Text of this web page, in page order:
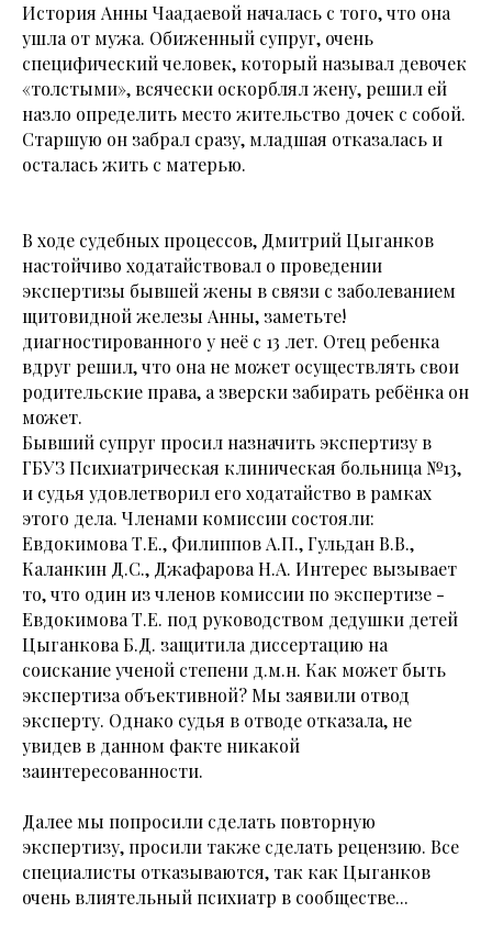
История Анны Чаадаевой началась с того, что она
ушла от мужа. Обиженный супруг, очень
специфический человек, который называл девочек
«толстыми», всячески оскорблял жену, решил ей
назло определить место жительство дочек с собой.
Старшую он забрал сразу, младшая отказалась и
осталась жить с матерью.
В ходе судебных процессов, Дмитрий Цыганков
настойчиво ходатайствовал о проведении
экспертизы бывшей жены в связи с заболеванием
щитовидной железы Анны, заметьте!
диагностированного у неё с 13 лет. Отец ребенка
вдруг решил, что она не может осуществлять свои
родительские права, а зверски забирать ребёнка он
может.
Бывший супруг просил назначить экспертизу в
ГБУЗ Психиатрическая клиническая больница №13,
и судья удовлетворил его ходатайство в рамках
этого дела. Членами комиссии состояли:
Евдокимова Т.Е., Филиппов А.П., Гульдан В.В.,
Каланкин Д.С., Джафарова Н.А. Интерес вызывает
то, что один из членов комиссии по экспертизе -
Евдокимова Т.Е. под руководством дедушки детей
Цыганкова Б.Д. защитила диссертацию на
соискание ученой степени д.м.н. Как может быть
экспертиза объективной? Мы заявили отвод
эксперту. Однако судья в отводе отказала, не
увидев в данном факте никакой
заинтересованности.
Далее мы попросили сделать повторную
экспертизу, просили также сделать рецензию. Все
специалисты отказываются, так как Цыганков
очень влиятельный психиатр в сообществе...